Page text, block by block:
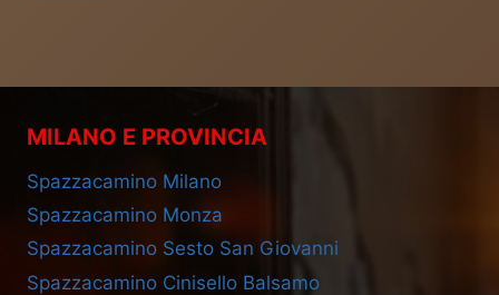
MILANO E PROVINCIA
Spazzacamino Milano
Spazzacamino Monza
Spazzacamino Sesto San Giovanni
Spazzacamino Cinisello Balsamo